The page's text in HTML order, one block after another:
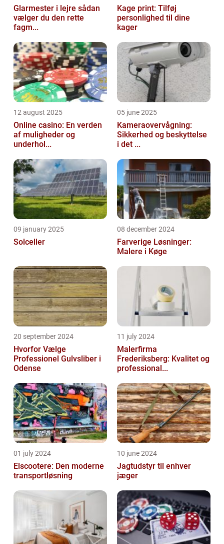
Glarmester i lejre sådan
vælger du den rette
fagm...
Kage print: Tilføj
personlighed til dine
kager
12 august 2025
Online casino: En verden
af muligheder og
underhol...
05 june 2025
Kameraovervågning:
Sikkerhed og beskyttelse
i det ...
09 january 2025
Solceller
08 december 2024
Farverige Løsninger:
Malere i Køge
20 september 2024
Hvorfor Vælge
Professionel Gulvsliber i
Odense
11 july 2024
Malerfirma
Frederiksberg: Kvalitet og
professional...
01 july 2024
Elscootere: Den moderne
transportløsning
10 june 2024
Jagtudstyr til enhver
jæger